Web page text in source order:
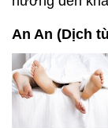
quá nhiều, sẽ
quan thần kinh.
- Suy giảm
khí suy hao,
- Tỉ lệ mãn